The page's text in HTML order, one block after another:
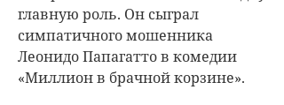
главную роль. Он сыграл
симпатичного мошенника
Леонидо Папагатто в комедии
«Миллион в брачной корзине».